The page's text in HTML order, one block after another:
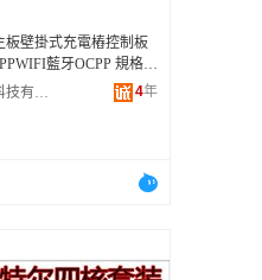
板壁掛式充電樁控制板
藍牙OCPP 規格型
充電樁控制板美標40A,
深圳市芯橙科技有限公司 4年